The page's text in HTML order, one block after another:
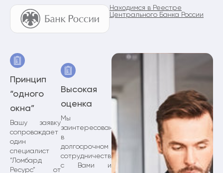
Находимся в Реестре
Центрального Банка России
Принцип
“одного
окна”
Вашу заявку
сопровождает
один
специалист
“Ломбард
Ресурс” от
Высокая
оценка
Мы
заинтересованы
в
долгосрочном
сотрудничестве
с Вами и